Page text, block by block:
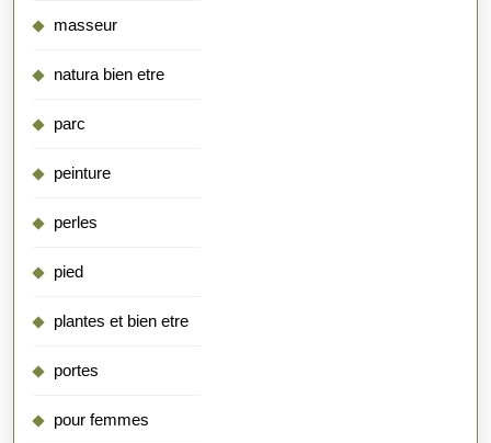
masseur
natura bien etre
parc
peinture
perles
pied
plantes et bien etre
portes
pour femmes